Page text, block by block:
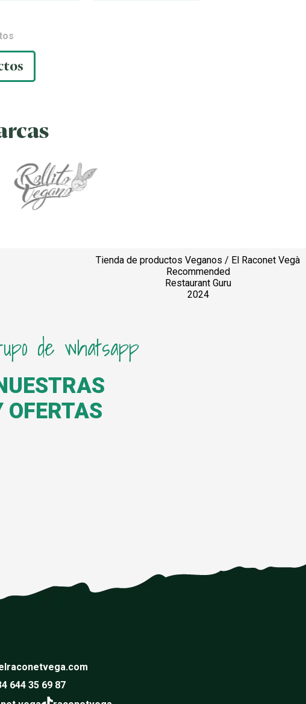
Tienda de productos Veganos / El Raconet Vegà
Recommended
Restaurant Guru
2024
de whatsapp
OFERTAS
644 35 69 87